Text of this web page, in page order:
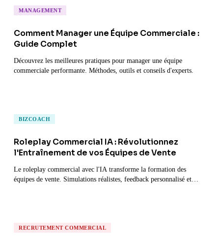
MANAGEMENT
Comment Manager une Équipe Commerciale :
Guide Complet
Découvrez les meilleures pratiques pour manager une équipe
commerciale performante. Méthodes, outils et conseils d'experts.
BIZCOACH
Roleplay Commercial IA : Révolutionnez
l'Entraînement de vos Équipes de Vente
Le roleplay commercial avec l'IA transforme la formation des
équipes de vente. Simulations réalistes, feedback personnalisé et
RECRUTEMENT COMMERCIAL